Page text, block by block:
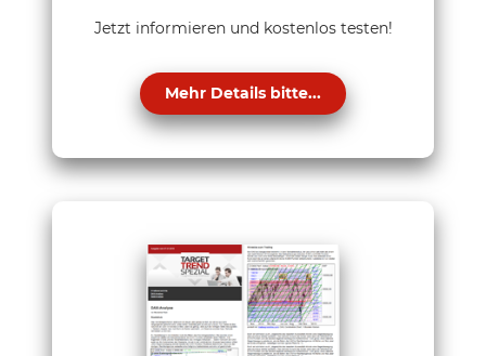
Jetzt informieren und kostenlos testen!
Mehr Details bitte...